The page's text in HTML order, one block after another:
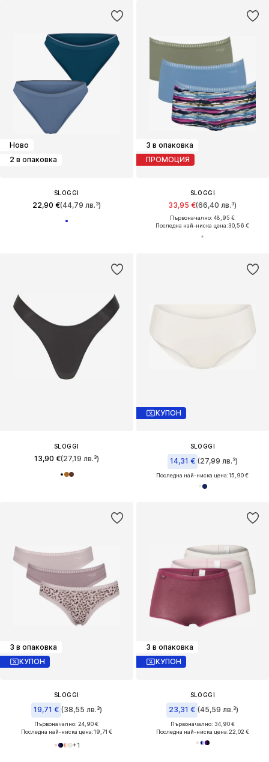
Ново
2 в опаковка
SLOGGI
22,90 €(44,79 лв.³)
3 в опаковка
ПРОМОЦИЯ
SLOGGI
33,95 €(66,40 лв.³)
Първоначално: 48,95 €
Последна най-ниска цена:30,56 €
SLOGGI
13,90 €(27,19 лв.³)
КУПОН
SLOGGI
14,31 € (27,99 лв.³)
Последна най-ниска цена:15,90 €
3 в опаковка
КУПОН
SLOGGI
19,71 € (38,55 лв.³)
Първоначално: 24,90 €
Последна най-ниска цена:19,71 €
+1
3 в опаковка
КУПОН
SLOGGI
23,31 € (45,59 лв.³)
Първоначално: 34,90 €
Последна най-ниска цена:22,02 €